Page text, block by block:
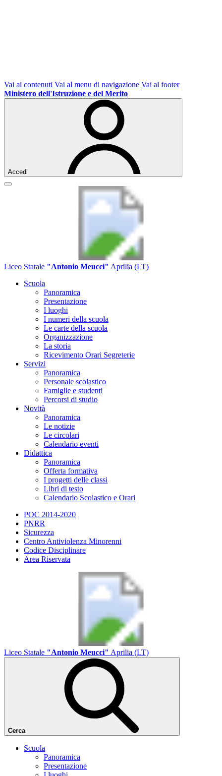
Vai ai contenuti Vai al menu di navigazione Vai al footer
Ministero dell'Istruzione e del Merito
Accedi
Liceo Statale "Antonio Meucci" Aprilia (LT)
Scuola
Panoramica
Presentazione
I luoghi
I numeri della scuola
Le carte della scuola
Organizzazione
La storia
Ricevimento Orari Segreterie
Servizi
Panoramica
Personale scolastico
Famiglie e studenti
Percorsi di studio
Novità
Panoramica
Le notizie
Le circolari
Calendario eventi
Didattica
Panoramica
Offerta formativa
I progetti delle classi
Libri di testo
Calendario Scolastico e Orari
POC 2014-2020
PNRR
Sicurezza
Centro Antiviolenza Minorenni
Codice Disciplinare
Area Riservata
Liceo Statale "Antonio Meucci" Aprilia (LT)
Cerca
Scuola
Panoramica
Presentazione